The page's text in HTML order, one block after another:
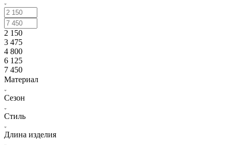
2 150
3 475
4 800
6 125
7 450
Материал
Сезон
Стиль
Длина изделия